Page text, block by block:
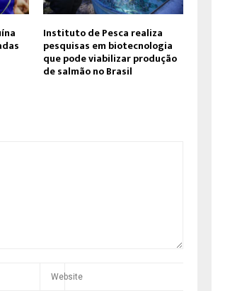
Instituto de Pesca realiza
pesquisas em biotecnologia
que pode viabilizar produção
de salmão no Brasil